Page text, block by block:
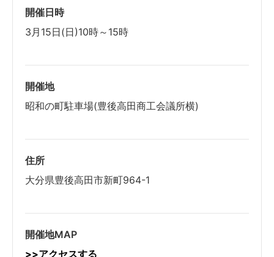
開催日時
3月15日(日)10時～15時
開催地
昭和の町駐車場(豊後高田商工会議所横)
住所
大分県豊後高田市新町964-1
開催地MAP
>>アクセスする